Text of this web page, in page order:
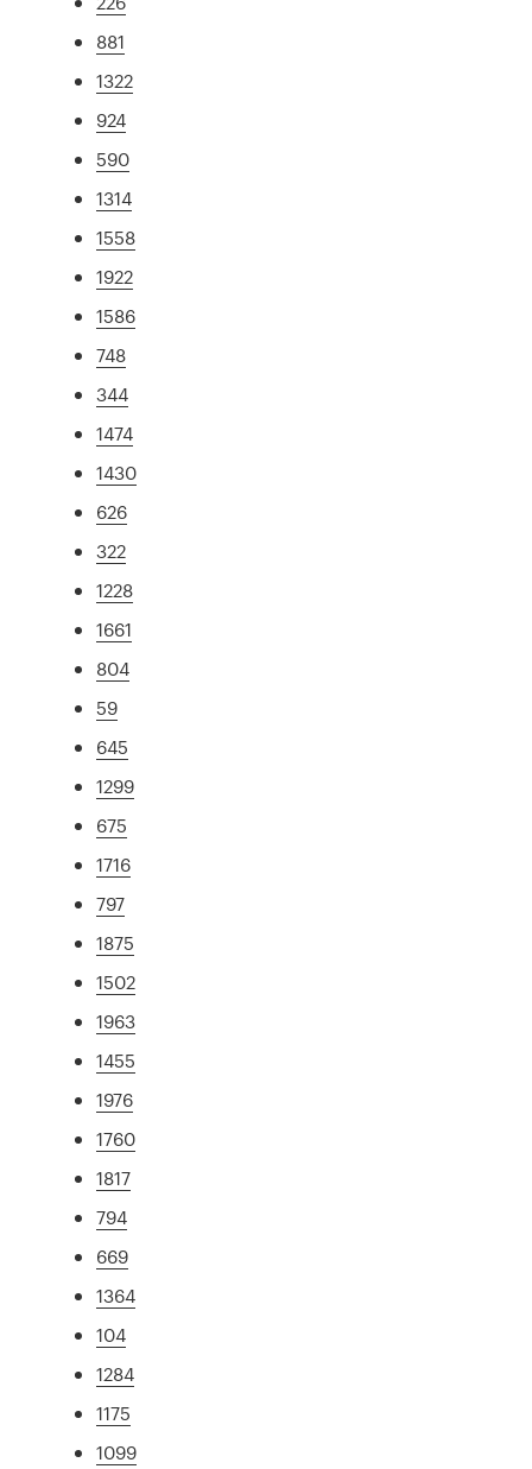
881
1322
924
590
1314
1558
1922
1586
748
344
1474
1430
626
322
1228
1661
804
59
645
1299
675
1716
797
1875
1502
1963
1455
1976
1760
1817
794
669
1364
104
1284
1175
1099